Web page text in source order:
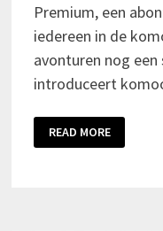
Premium, een
iedereen in de
avonturen nog
introduceert
READ MORE